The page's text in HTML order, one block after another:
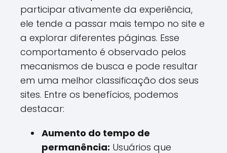
participar ativamente da experiência,
ele tende a passar mais tempo no site e
a explorar diferentes páginas. Esse
comportamento é observado pelos
mecanismos de busca e pode resultar
em uma melhor classificação dos seus
sites. Entre os benefícios, podemos
destacar:
Aumento do tempo de
permanência: Usuários que